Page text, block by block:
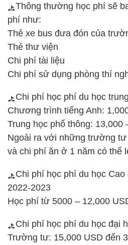
Thông thường học phí sẽ
phí như:
Thẻ xe bus đưa đón của
Thẻ thư viện
Chi phí tài liệu
Chi phí sử dụng phòng thí
Chi phí học phí du học
Chương trình tiếng Anh:
Trung học phổ thông: 13,000
Ngoài ra với những trường
và chi phí ăn ở 1 năm có thể
Chi phí học phí du học
2022-2023
Học phí từ 5000 – 12,000
Chi phí học phí du học đại
Trường tư: 15,000 USD đến